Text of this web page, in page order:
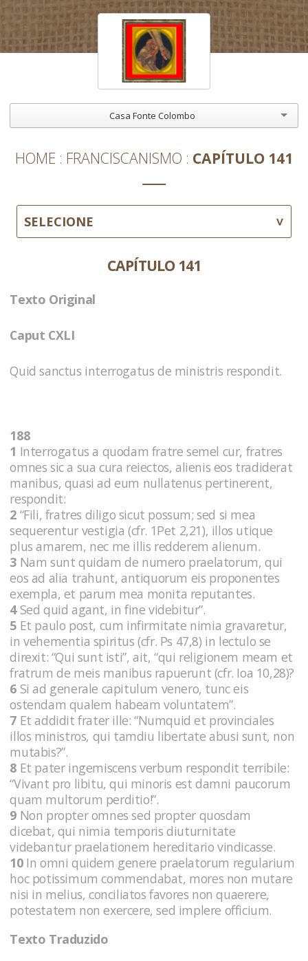
Casa Fonte Colombo
HOME FRANCISCANISMO CAPÍTULO 141
SELECIONE
CAPÍTULO 141
Texto Original
Caput CXLI
Quid sanctus interrogatus de ministris respondit.
188
1 Interrogatus a quodam fratre semel cur, fratres
omnes sic a sua cura reiectos, alienis eos tradiderat
manibus, quasi ad eum nullatenus pertinerent,
respondit:
2 “Fili, fratres diligo sicut possum; sed si mea
sequerentur vestigia (cfr. 1Pet 2,21), illos utique
plus amarem, nec me illis redderem alienum.
3 Nam sunt quidam de numero praelatorum, qui
eos ad alia trahunt, antiquorum eis proponentes
exempla, et parum mea monita reputantes.
4Sed quid agant, in fine videbitur”.
5 Et paulo post, cum infirmitate nimia gravaretur,
in vehementia spiritus (cfr. Ps 47,8) in lectulo se
direxit: “Qui sunt isti”, ait, “qui religionem meam et
fratrum de meis manibus rapuerunt (cfr. Ioa 10,28)?
6 Si ad generale capitulum venero, tunc eis
ostendam qualem habeam voluntatem”.
7 Et addidit frater ille: “Numquid et provinciales
illos ministros, qui tamdiu libertate abusi sunt, non
mutabis?”.
8 Et pater ingemiscens verbum respondit terribile:
“Vivant pro libitu, qui minoris est damni paucorum
quam multorum perditio!”.
9 Non propter omnes sed propter quosdam
dicebat, qui nimia temporis diuturnitate
videbantur praelationem hereditario vindicasse.
10In omni quidem genere praelatorum regularium
hoc potissimum commendabat, mores non mutare
nisi in melius, conciliatos favores non quaerere,
potestatem non exercere, sed implere officium.
Texto Traduzido